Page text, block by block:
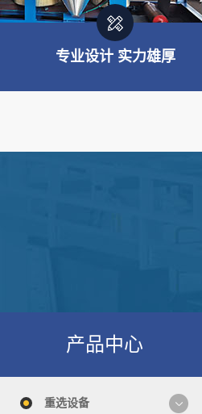
专业设计 实力雄厚
设备、磨矿及筛分设备、搅拌
备、制砂设备等
产品中心
重选设备